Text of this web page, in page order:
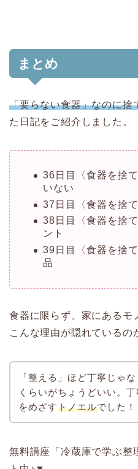
まとめ
「要らない食器」なのに捨
た日記をご紹介しました。
36日目〈食器を捨
いない
37日目〈食器を捨
38日目〈食器を捨
ント
39日目〈食器を捨
品
食器に限らず、家にあるモ
こんな理由が隠れているの
「整える」ほど丁寧じゃな
くらいがちょうどいい。
をめざすトノエルでした！
無料講座「冷蔵庫で学ぶ整